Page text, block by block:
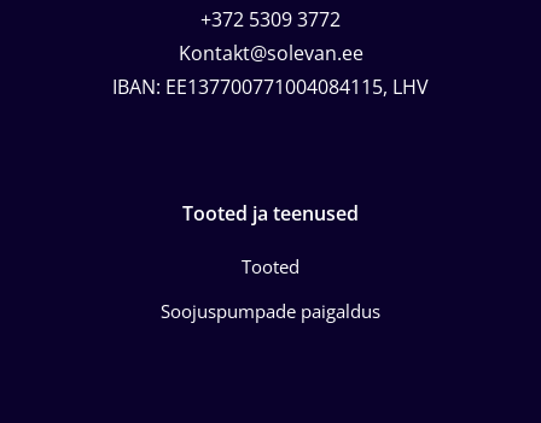
+372 5309 3772
Kontakt@solevan.ee
IBAN: EE137700771004084115, LHV
Tooted ja teenused
Tooted
Soojuspumpade paigaldus